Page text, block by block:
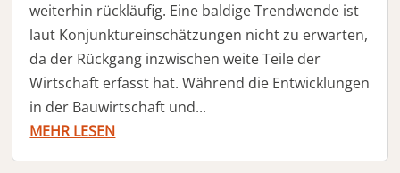
weiterhin rückläufig. Eine baldige Trendwende ist
laut Konjunktureinschätzungen nicht zu erwarten,
da der Rückgang inzwischen weite Teile der
Wirtschaft erfasst hat. Während die Entwicklungen
in der Bauwirtschaft und...
MEHR LESEN